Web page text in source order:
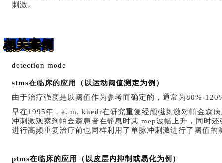
刺激。
相关案例
detection mode
stms在临床的应用（以运动阈值测定为例）
由于治疗强度是以阈值作为参考而确定的，通常为80%-
早在1995年， e. m. khedr在研究重复经颅磁刺激对帕金森
冲刺激观察到帕金森患者在静息时其 mep波幅上升，同时还
进行高频重复治疗前也同样利用了单脉冲刺激进行了阈值
ptms在临床的应用（以皮层内抑制或易化为例）